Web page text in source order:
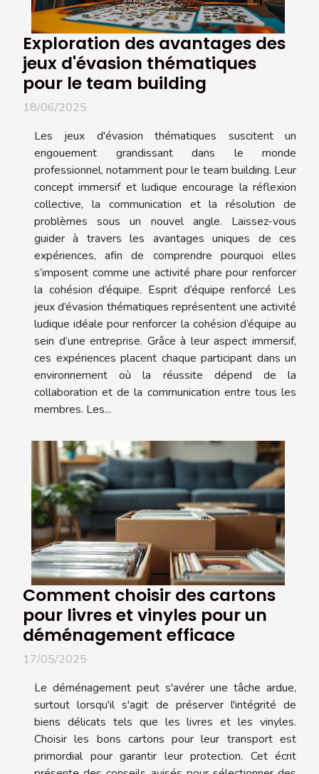
Exploration des avantages des
jeux d'évasion thématiques
pour le team building
18/06/2025
Les jeux d'évasion thématiques suscitent un
engouement grandissant dans le monde
professionnel, notamment pour le team building. Leur
concept immersif et ludique encourage la réflexion
collective, la communication et la résolution de
problèmes sous un nouvel angle. Laissez-vous
guider à travers les avantages uniques de ces
expériences, afin de comprendre pourquoi elles
s’imposent comme une activité phare pour renforcer
la cohésion d’équipe. Esprit d’équipe renforcé Les
jeux d’évasion thématiques représentent une activité
ludique idéale pour renforcer la cohésion d’équipe au
sein d’une entreprise. Grâce à leur aspect immersif,
ces expériences placent chaque participant dans un
environnement où la réussite dépend de la
collaboration et de la communication entre tous les
membres. Les...
Comment choisir des cartons
pour livres et vinyles pour un
déménagement efficace
17/05/2025
Le déménagement peut s'avérer une tâche ardue,
surtout lorsqu'il s'agit de préserver l'intégrité de
biens délicats tels que les livres et les vinyles.
Choisir les bons cartons pour leur transport est
primordial pour garantir leur protection. Cet écrit